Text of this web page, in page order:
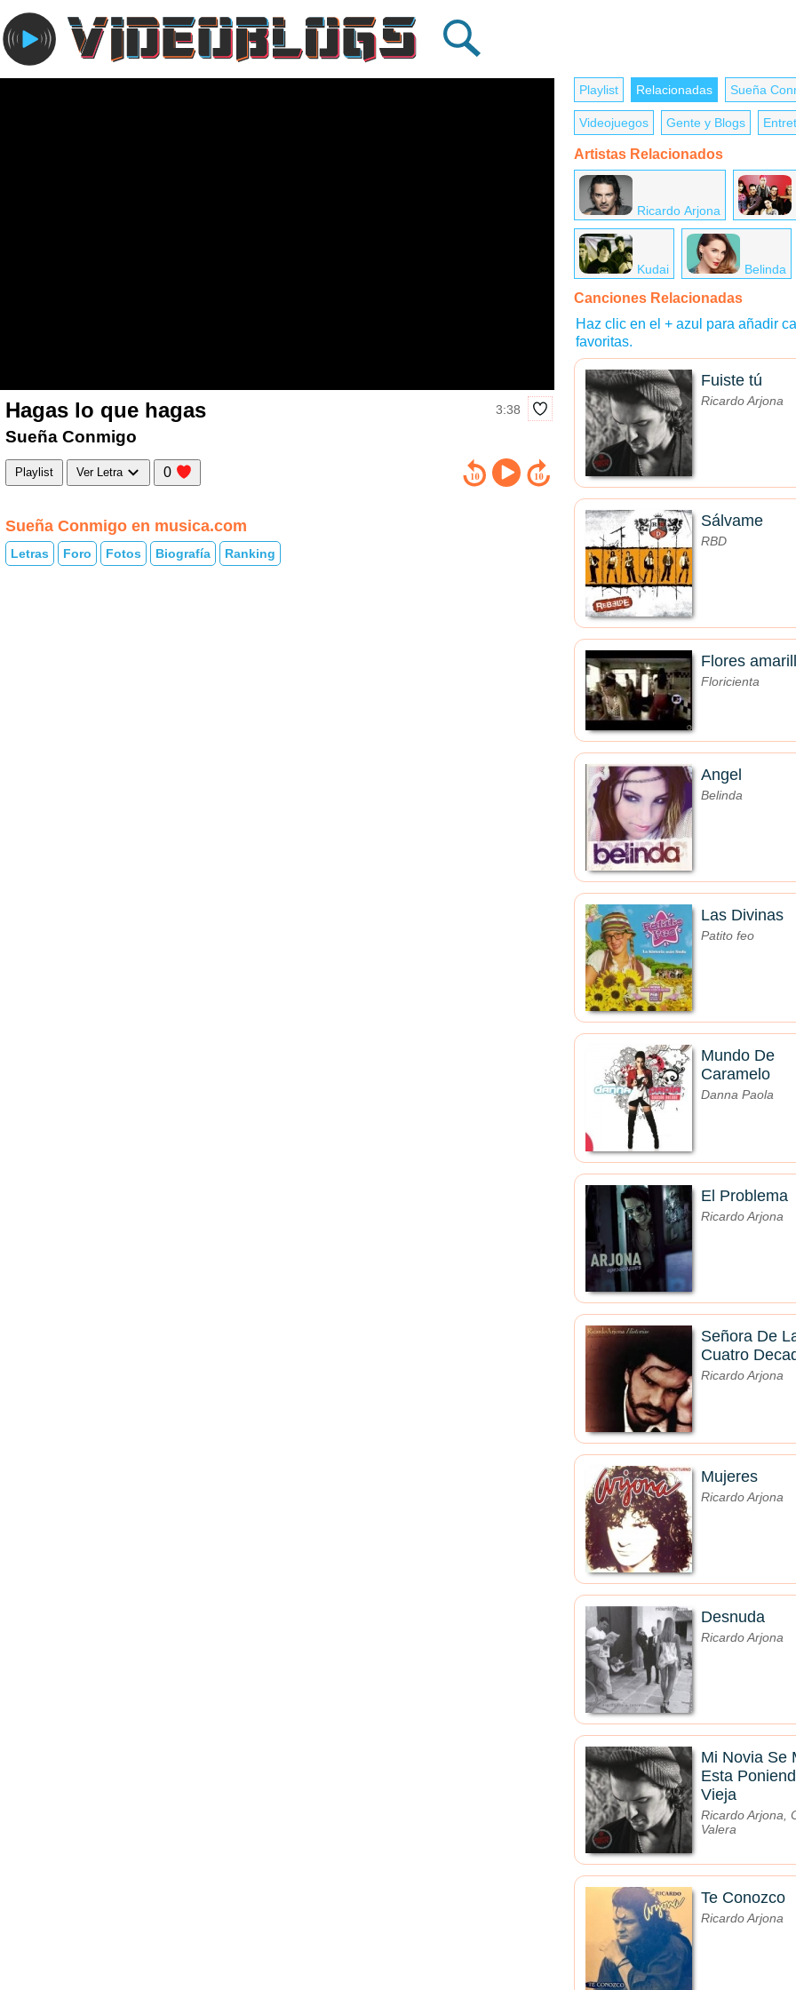
Hagas lo que hagas 3:38
Sueña Conmigo
Playlist Ver Letra 0
Sueña Conmigo en musica.com
Letras Foro Fotos Biografía Ranking
Playlist Relacionadas Sueña
Videojuegos Gente y Blogs
Artistas Relacionados
Ricardo Arjona
Kudai Belinda
Canciones Relacionadas
Haz clic en el + azul para añadir
favoritas.
Fuiste tú
Ricardo Arjona
Sálvame
RBD
Flores
Floricienta
Angel
Belinda
Las Divinas
Patito feo
Mundo De
Caramelo
Danna Paola
El Problema
Ricardo Arjona
Señora De
Cuatro
Ricardo Arjona
Mujeres
Ricardo Arjona
Desnuda
Ricardo Arjona
Mi Novia Se
Esta
Vieja
Ricardo Arjona,
Valera
Te Conozco
Ricardo Arjona